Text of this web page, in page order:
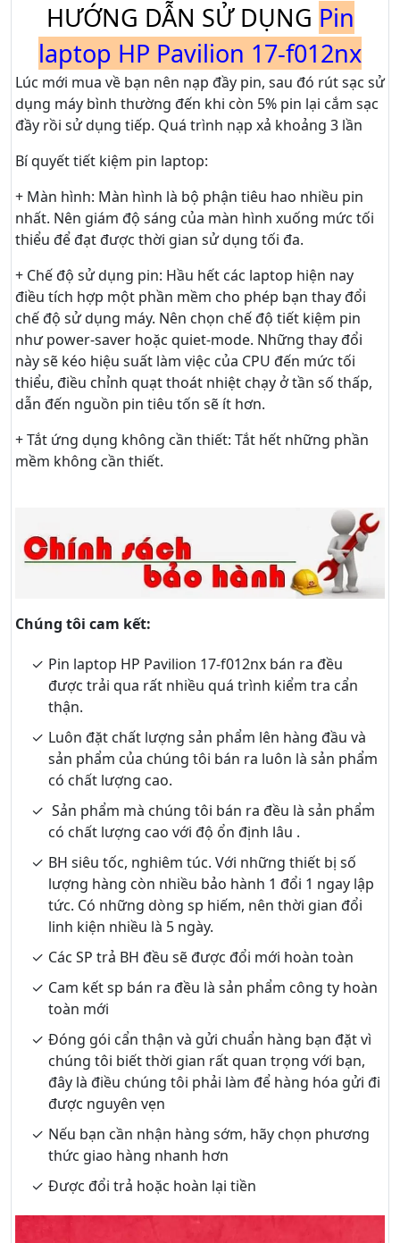
HƯỚNG DẪN SỬ DỤNG Pin
laptop HP Pavilion 17-f012nx
Lúc mới mua về bạn nên nạp đầy pin, sau đó rút sạc sử
dụng máy bình thường đến khi còn 5% pin lại cắm sạc
đầy rồi sử dụng tiếp. Quá trình nạp xả khoảng 3 lần
Bí quyết tiết kiệm pin laptop:
+ Màn hình: Màn hình là bộ phận tiêu hao nhiều pin
nhất. Nên giám độ sáng của màn hình xuống mức tối
thiểu để đạt được thời gian sử dụng tối đa.
+ Chế độ sử dụng pin: Hầu hết các laptop hiện nay
điều tích hợp một phần mềm cho phép bạn thay đổi
chế độ sử dụng máy. Nên chọn chế độ tiết kiệm pin
như power-saver hoặc quiet-mode. Những thay đổi
này sẽ kéo hiệu suất làm việc của CPU đến mức tối
thiểu, điều chỉnh quạt thoát nhiệt chạy ở tần số thấp,
dẫn đến nguồn pin tiêu tốn sẽ ít hơn.
+ Tắt ứng dụng không cần thiết: Tắt hết những phần
mềm không cần thiết.
Chúng tôi cam kết:
Pin laptop HP Pavilion 17-f012nx bán ra đều
được trải qua rất nhiều quá trình kiểm tra cẩn
thận.
Luôn đặt chất lượng sản phẩm lên hàng đầu và
sản phẩm của chúng tôi bán ra luôn là sản phẩm
có chất lượng cao.
Sản phẩm mà chúng tôi bán ra đều là sản phẩm
có chất lượng cao với độ ổn định lâu .
BH siêu tốc, nghiêm túc. Với những thiết bị số
lượng hàng còn nhiều bảo hành 1 đổi 1 ngay lập
tức. Có những dòng sp hiếm, nên thời gian đổi
linh kiện nhiều là 5 ngày.
Các SP trả BH đều sẽ được đổi mới hoàn toàn
Cam kết sp bán ra đều là sản phẩm công ty hoàn
toàn mới
Đóng gói cẩn thận và gửi chuẩn hàng bạn đặt vì
chúng tôi biết thời gian rất quan trọng với bạn,
đây là điều chúng tôi phải làm để hàng hóa gửi đi
được nguyên vẹn
Nếu bạn cần nhận hàng sớm, hãy chọn phương
thức giao hàng nhanh hơn
Được đổi trả hoặc hoàn lại tiền